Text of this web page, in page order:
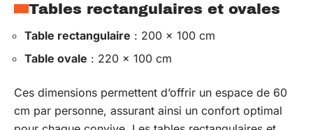
Tables rectangulaires et ovales
Table rectangulaire : 200 x 100 cm
Table ovale : 220 x 100 cm
Ces dimensions permettent d’offrir un espace de 60
cm par personne, assurant ainsi un confort optimal